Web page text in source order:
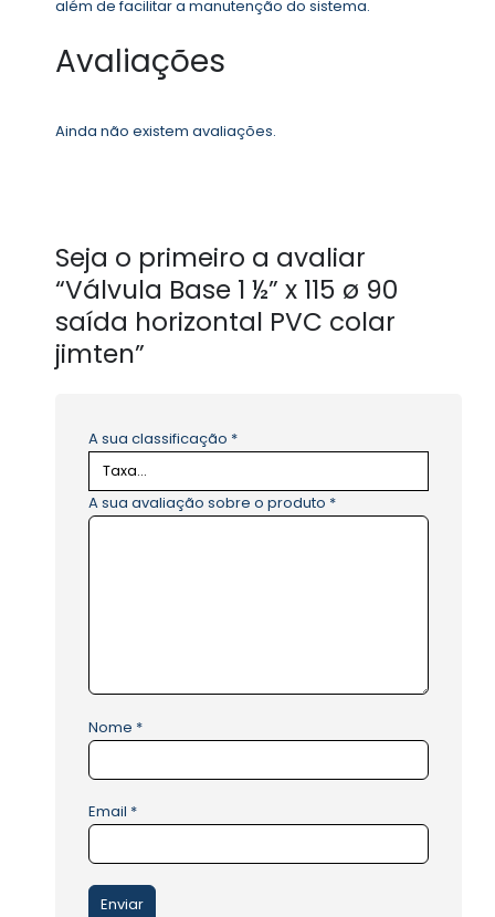
além de facilitar a manutenção do sistema.
Avaliações
Ainda não existem avaliações.
Seja o primeiro a avaliar
“Válvula Base 1 ½” x 115 ø 90
saída horizontal PVC colar
jimten”
A sua classificação *
A sua avaliação sobre o produto *
Nome *
Email *